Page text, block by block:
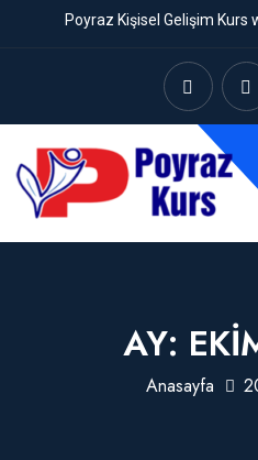
Poyraz Kişisel Gelişim Kurs
AY:
Anasayfa